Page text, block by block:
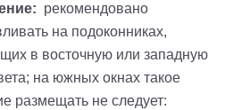
рекомендовано
на подоконниках,
в восточную или западную
на южных окнах такое
размещать не следует: